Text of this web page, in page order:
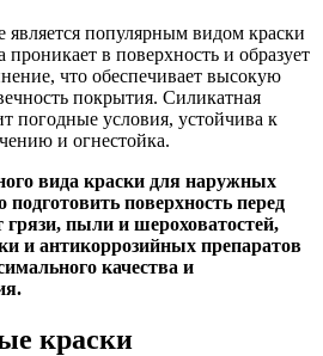
является популярным видом краски
в поверхность и образует
что обеспечивает высокую
покрытия. Силикатная
погодные условия, устойчива к
и огнестойка.
вида краски для наружных
поверхность перед
грязи, пыли и шероховатостей,
и антикоррозийных препаратов
качества и
краски